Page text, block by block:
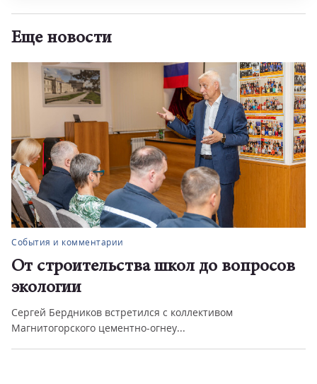
Еще новости
События и комментарии
От строительства школ до вопросов
экологии
Сергей Бердников встретился с коллективом
Магнитогорского цементно-огнеу...